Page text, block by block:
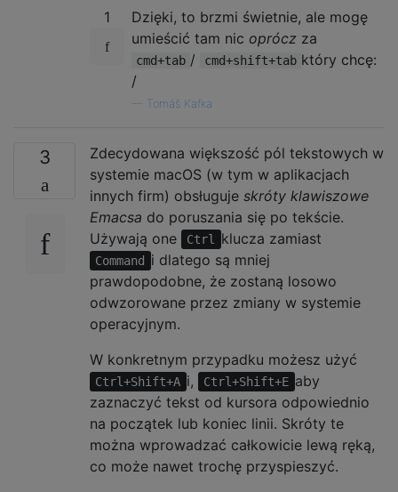
1
Dzięki, to brzmi świetnie, ale mogę
umieścić tam nic oprócz za
cmd+tab / cmd+shift+tab który chcę:
/
Tomáš Kafka
3
Zdecydowana większość pól tekstowych w
systemie macOS (w tym w aplikacjach
innych firm) obsługuje skróty klawiszowe
Emacsa do poruszania się po tekście.
Używają one
Ctrl klucza zamiast
Command
i dlatego są mniej
prawdopodobne, że zostaną losowo
odwzorowane przez zmiany w systemie
operacyjnym.
W konkretnym przypadku możesz użyć
Ctrl+Shift+A i, Ctrl+Shift+E aby
zaznaczyć tekst od kursora odpowiednio
na początek lub koniec linii. Skróty te
można wprowadzać całkowicie lewą ręką,
co może nawet trochę przyspieszyć.